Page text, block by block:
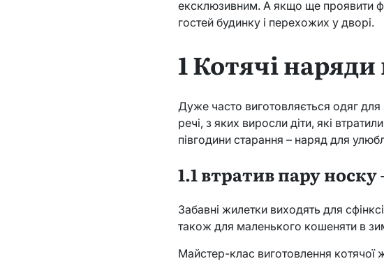
ексклюзивним. А якщо ще проявити
гостей будинку і перехожих у дворі.
1 Котячі
Дуже часто виготовляється одяг
речі, з яких виросли діти, які
півгодини старання – наряд для
1.1 втратив пару
Забавні жилетки виходять для
також для маленького кошеняти в
Майстер-клас виготовлення котячої